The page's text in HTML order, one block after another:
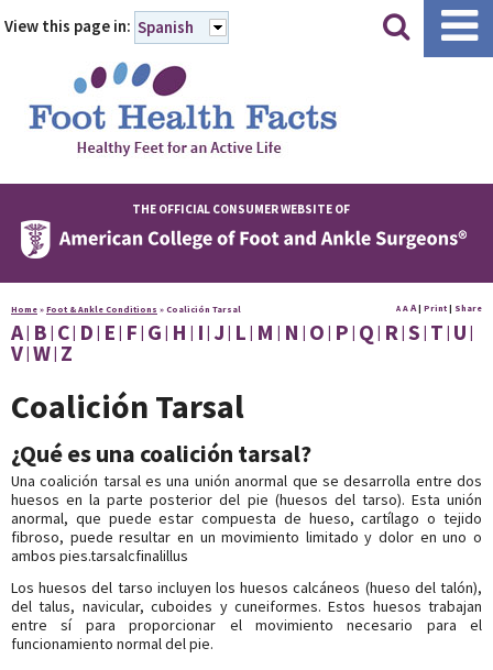
||
View this page in: Spanish
THE OFFICIAL CONSUMER WEBSITE OF
Home » Foot & Ankle Conditions » Coalición Tarsal A A A| Print | Share
A B C D E F G H I J L M N O P Q R S T U
V W Z
Coalición Tarsal
¿Qué es una coalición tarsal?
Una coalición tarsal es una unión anormal que se desarrolla entre dos
huesos en la parte posterior del pie (huesos del tarso). Esta unión
anormal, que puede estar compuesta de hueso, cartílago o tejido
fibroso, puede resultar en un movimiento limitado y dolor en uno o
ambos pies.tarsalcfinalillus
Los huesos del tarso incluyen los huesos calcáneos (hueso del talón),
del talus, navicular, cuboides y cuneiformes. Estos huesos trabajan
entre sí para proporcionar el movimiento necesario para el
funcionamiento normal del pie.